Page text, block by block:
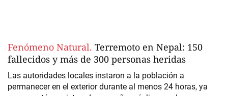
Fenómeno Natural. Terremoto en Nepal: 150
fallecidos y más de 300 personas heridas
Las autoridades locales instaron a la población a
permanecer en el exterior durante al menos 24 horas, ya